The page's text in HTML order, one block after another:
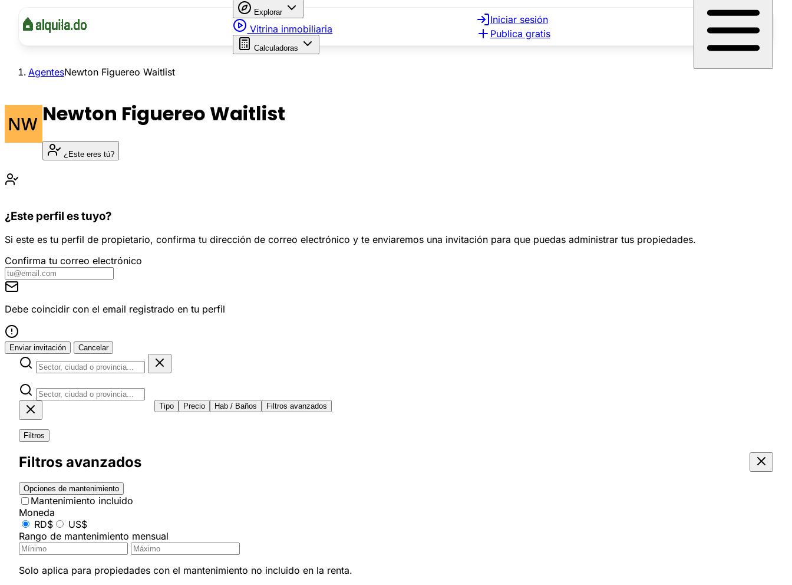
Explorar
Vitrina inmobiliaria
Calculadoras
Iniciar sesión
Publica gratis
AgentesNewton Figuereo Waitlist
Newton Figuereo Waitlist
¿Este eres tú?
¿Este perfil es tuyo?
Si este es tu perfil de propietario, confirma tu dirección de correo electrónico y te enviaremos una invitación para que puedas administrar tus propiedades.
Confirma tu correo electrónico
Debe coincidir con el email registrado en tu perfil
Enviar invitación Cancelar
Tipo Precio Hab / Baños Filtros avanzados
Filtros
Filtros avanzados
Opciones de mantenimiento
Mantenimiento incluido
Moneda
RD$
US$
Rango de mantenimiento mensual
Solo aplica para propiedades con el mantenimiento no incluido en la renta.